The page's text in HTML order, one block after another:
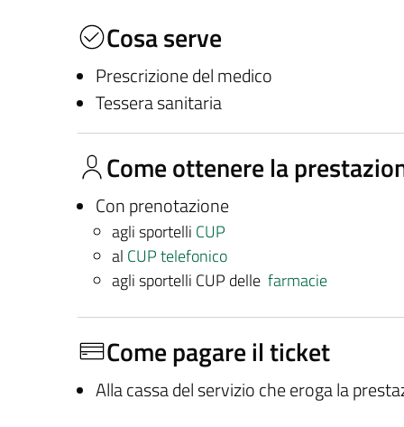
Cosa serve
Prescrizione del medico
Tessera sanitaria
Come ottenere la
Con prenotazione
agli sportelli CUP
al CUP telefonico
agli sportelli CUP delle farmacie
Come pagare il ticket
Alla cassa del servizio che eroga la